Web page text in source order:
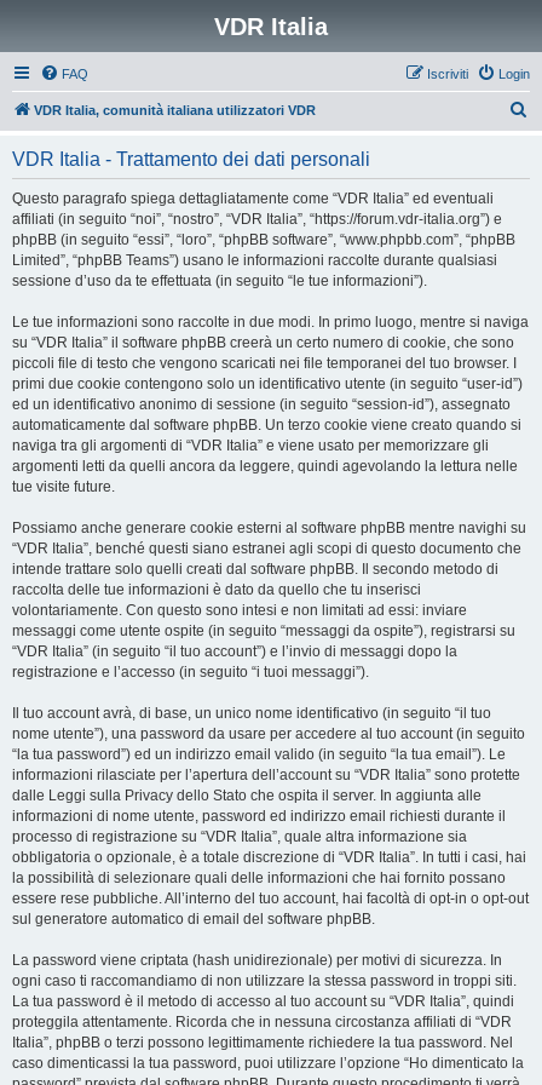
VDR Italia
FAQ Login
Iscriviti
VDR Italia, comunità italiana utilizzatori VDR
VDR Italia - Trattamento dei dati personali
Questo paragrafo spiega dettagliatamente come “VDR Italia” ed eventuali
affiliati (in seguito “noi”, “nostro”, “VDR Italia”, “https://forum.vdr-italia.org”) e
phpBB (in seguito “essi”, “loro”, “phpBB software”, “www.phpbb.com”, “phpBB
Limited”, “phpBB Teams”) usano le informazioni raccolte durante qualsiasi
sessione d’uso da te effettuata (in seguito “le tue informazioni”).
Le tue informazioni sono raccolte in due modi. In primo luogo, mentre si naviga
su “VDR Italia” il software phpBB creerà un certo numero di cookie, che sono
piccoli file di testo che vengono scaricati nei file temporanei del tuo browser. I
primi due cookie contengono solo un identificativo utente (in seguito “user-id”)
ed un identificativo anonimo di sessione (in seguito “session-id”), assegnato
automaticamente dal software phpBB. Un terzo cookie viene creato quando si
naviga tra gli argomenti di “VDR Italia” e viene usato per memorizzare gli
argomenti letti da quelli ancora da leggere, quindi agevolando la lettura nelle
tue visite future.
Possiamo anche generare cookie esterni al software phpBB mentre navighi su
“VDR Italia”, benché questi siano estranei agli scopi di questo documento che
intende trattare solo quelli creati dal software phpBB. Il secondo metodo di
raccolta delle tue informazioni è dato da quello che tu inserisci
volontariamente. Con questo sono intesi e non limitati ad essi: inviare
messaggi come utente ospite (in seguito “messaggi da ospite”), registrarsi su
“VDR Italia” (in seguito “il tuo account”) e l’invio di messaggi dopo la
registrazione e l’accesso (in seguito “i tuoi messaggi”).
Il tuo account avrà, di base, un unico nome identificativo (in seguito “il tuo
nome utente”), una password da usare per accedere al tuo account (in seguito
“la tua password”) ed un indirizzo email valido (in seguito “la tua email”). Le
informazioni rilasciate per l’apertura dell’account su “VDR Italia” sono protette
dalle Leggi sulla Privacy dello Stato che ospita il server. In aggiunta alle
informazioni di nome utente, password ed indirizzo email richiesti durante il
processo di registrazione su “VDR Italia”, quale altra informazione sia
obbligatoria o opzionale, è a totale discrezione di “VDR Italia”. In tutti i casi, hai
la possibilità di selezionare quali delle informazioni che hai fornito possano
essere rese pubbliche. All’interno del tuo account, hai facoltà di opt-in o opt-out
sul generatore automatico di email del software phpBB.
La password viene criptata (hash unidirezionale) per motivi di sicurezza. In
ogni caso ti raccomandiamo di non utilizzare la stessa password in troppi siti.
La tua password è il metodo di accesso al tuo account su “VDR Italia”, quindi
proteggila attentamente. Ricorda che in nessuna circostanza affiliati di “VDR
Italia”, phpBB o terzi possono legittimamente richiedere la tua password. Nel
caso dimenticassi la tua password, puoi utilizzare l’opzione “Ho dimenticato la